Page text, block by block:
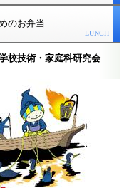
のお弁当
LUNCH
校技術・家庭科研究会